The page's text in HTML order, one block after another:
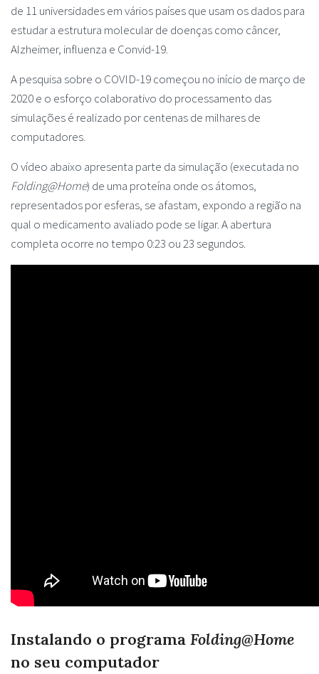
de 11 universidades em vários países que usam os dados para
estudar a estrutura molecular de doenças como câncer,
Alzheimer, influenza e Convid-19.
A pesquisa sobre o COVID-19 começou no início de março de
2020 e o esforço colaborativo do processamento das
simulações é realizado por centenas de milhares de
computadores.
O vídeo abaixo apresenta parte da simulação (executada no
Folding@Home) de uma proteína onde os átomos,
representados por esferas, se afastam, expondo a região na
qual o medicamento avaliado pode se ligar. A abertura
completa ocorre no tempo 0:23 ou 23 segundos.
Instalando o programa Folding@Home
no seu computador